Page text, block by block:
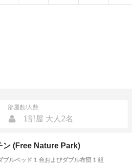
部屋数/人数
1部屋 大人2名
ン (Free Nature Park)
ブルベッド 1 台およびダブル布団 1 組